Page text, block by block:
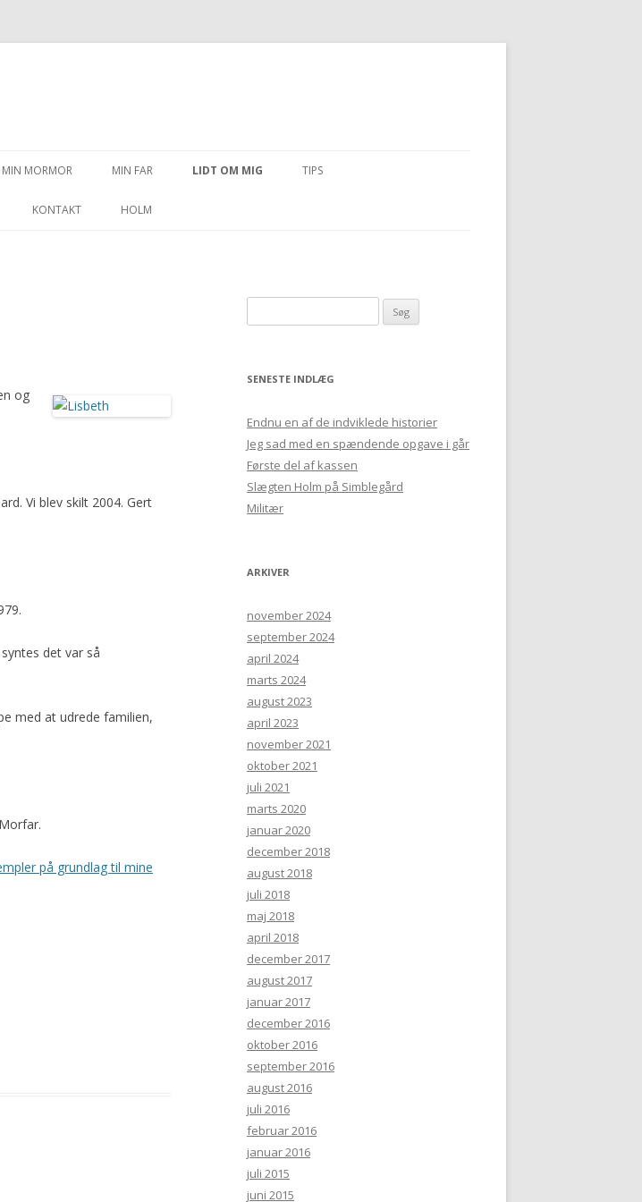
MIN MORMOR MIN FAR LIDT OM MIG TIPS
KONTAKT HOLM
og
Vi blev skilt 2004. Gert
det var så
med at udrede familien,
på grundlag til mine
SENESTE INDLÆG
Endnu en af de indviklede historier
Jeg sad med en spændende opgave i går
Første del af kassen
Slægten Holm på Simblegård
Militær
ARKIVER
november 2024
september 2024
april 2024
marts 2024
august 2023
april 2023
november 2021
oktober 2021
juli 2021
marts 2020
januar 2020
december 2018
august 2018
juli 2018
maj 2018
april 2018
december 2017
august 2017
januar 2017
december 2016
oktober 2016
september 2016
august 2016
juli 2016
februar 2016
januar 2016
juli 2015
juni 2015